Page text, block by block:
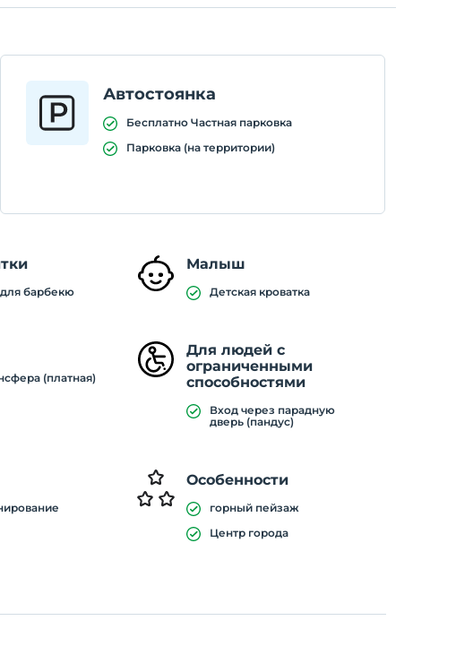
Автостоянка
Бесплатно Частная парковка
Парковка (на территории)
барбекю
Малыш
Детская кроватка
(платная)
Для людей с
ограниченными
способностями
Вход через парадную
дверь (пандус)
Особенности
горный пейзаж
Центр города